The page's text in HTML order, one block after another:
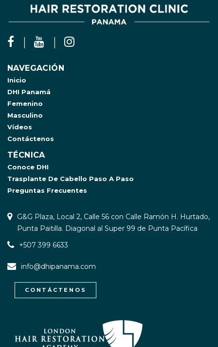
NAVEGACIÓN
Inicio
DHI Panamá
Femenino
Masculino
Vídeos
Contáctenos
TÉCNICA
Conoce DHI
Trasplante De Cabello Paso A Paso
Preguntas Frecuentes
G&G Plaza, Local 2, Calle 56 con Calle Ramón H. Hurtado,
Punta Paitilla. Diagonal al Super 99 de Punta Pacífica
+507 399 6633
info@dhipanama.com
CONTÁCTENOS